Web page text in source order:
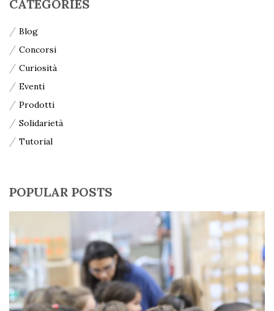
CATEGORIES
Blog
Concorsi
Curiosità
Eventi
Prodotti
Solidarietà
Tutorial
POPULAR POSTS